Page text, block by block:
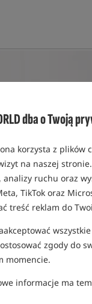
dba o Twoją
korzysta z plików
na naszej
analizy ruchu oraz
TikTok oraz
treść reklam do
zgody do
momencie.
informacje ma